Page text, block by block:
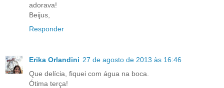
adorava!
Beijus,
Responder
Erika Orlandini 27 de agosto de 2013 às 16:46
Que delícia, fiquei com água na boca.
Ótima terça!